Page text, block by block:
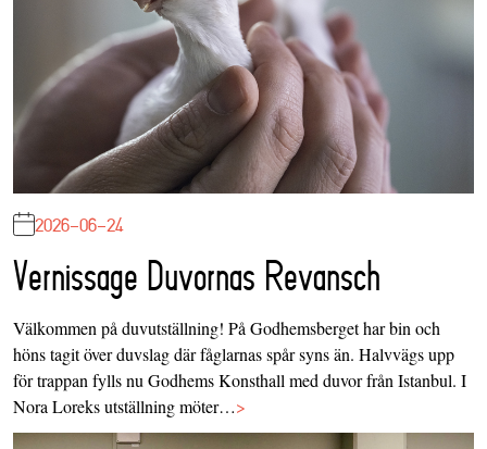
2026-06-24
Vernissage Duvornas Revansch
Välkommen på duvutställning! På Godhemsberget har bin och
höns tagit över duvslag där fåglarnas spår syns än. Halvvägs upp
för trappan fylls nu Godhems Konsthall med duvor från Istanbul. I
Nora Loreks utställning möter…>